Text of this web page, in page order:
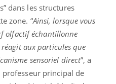
dans les structures
zone. “Ainsi, lorsque vous
olfactif échantillonne
aux particules que
sensoriel direct”, a
principal de